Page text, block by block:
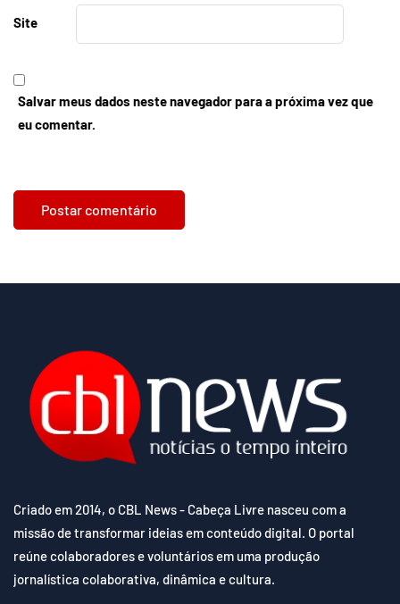
Site
Salvar meus dados neste navegador para a próxima vez que
eu comentar.
Criado em 2014, o CBL News - Cabeça Livre nasceu com a
missão de transformar ideias em conteúdo digital. O portal
reúne colaboradores e voluntários em uma produção
jornalística colaborativa, dinâmica e cultura.